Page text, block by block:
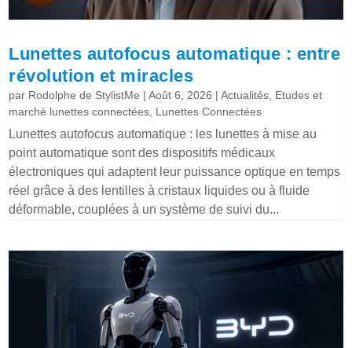
Lunettes autofocus automatique : entre
révolution et miracles
par Rodolphe de StylistMe |Août 6, 2026 |Actualités Etudes et
marché lunettes connectées Lunettes Connectées
Lunettes autofocus automatique : les lunettes à mise au
point automatique sont des dispositifs médicaux
électroniques qui adaptent leur puissance optique en temps
réel grâce à des lentilles à cristaux liquides ou à fluide
déformable, couplées à un système de suivi du...